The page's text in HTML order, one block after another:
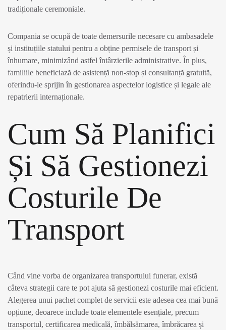
tradiționale ceremoniale.
Compania se ocupă de toate demersurile necesare cu ambasadele
și instituțiile statului pentru a obține permisele de transport și
înhumare, minimizând astfel întârzierile administrative. În plus,
familiile beneficiază de asistență non-stop și consultanță gratuită,
oferindu-le sprijin în gestionarea aspectelor logistice și legale ale
repatrierii internaționale.
Cum Să Planifici
Și Să Gestionezi
Costurile De
Transport
Când vine vorba de organizarea transportului funerar, există
câteva strategii care te pot ajuta să gestionezi costurile mai eficient.
Alegerea unui pachet complet de servicii este adesea cea mai bună
opțiune, deoarece include toate elementele esențiale, precum
transportul, certificarea medicală, îmbălsămarea, îmbrăcarea și